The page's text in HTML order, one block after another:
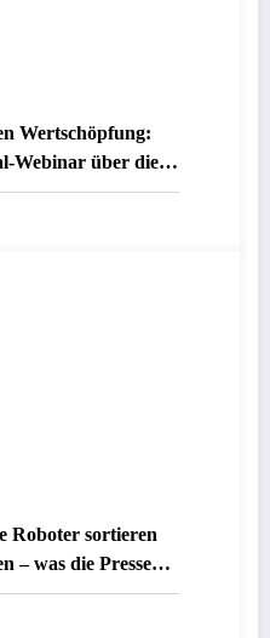
Wertschöpfung:
Webinar über die
KI verrät
Roboter sortieren
– was die Presse